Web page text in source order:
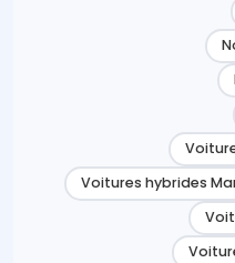
Voitures hybrides